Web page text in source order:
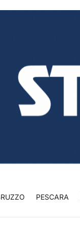
PESCARA